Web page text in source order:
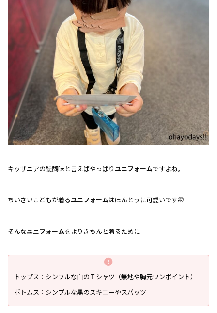
キッザニアの醍醐味と言えばやっぱり ユニフォームですよね。
ちいさいこどもが着るユニフォームはほんとうに可愛いです🤭
そんなユニフォームをよりきちんと着るために
トップス：シンプルな白のＴシャツ（無地や胸元ワンポイント）
ボトムス：シンプルな黒のスキニーやスパッツ